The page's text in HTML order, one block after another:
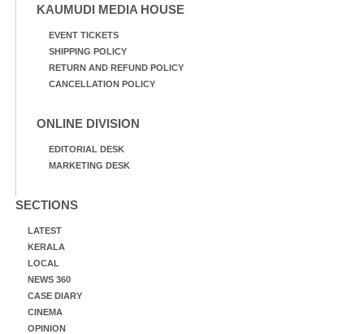
KAUMUDI MEDIA HOUSE
EVENT TICKETS
SHIPPING POLICY
RETURN AND REFUND POLICY
CANCELLATION POLICY
ONLINE DIVISION
EDITORIAL DESK
MARKETING DESK
SECTIONS
LATEST
KERALA
LOCAL
NEWS 360
CASE DIARY
CINEMA
OPINION